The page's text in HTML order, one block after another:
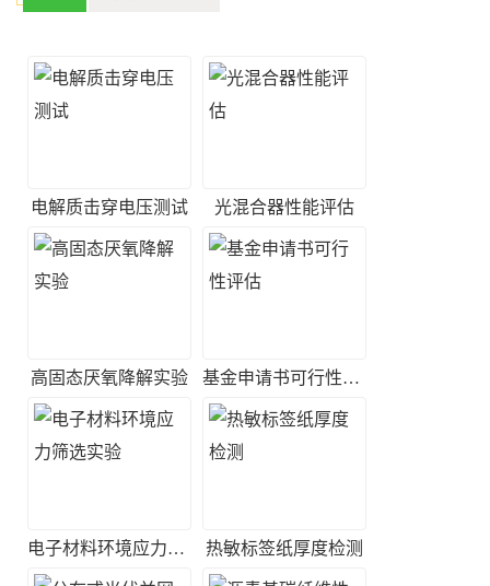
电解质击穿电压测试 光混合器性能评估
高固态厌氧降解实验 基金申请书可行性评估
电子材料环境应力筛选实验 热敏标签纸厚度检测